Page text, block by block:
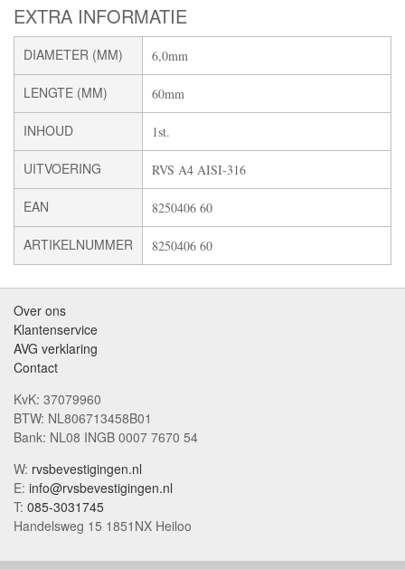
EXTRA INFORMATIE
DIAMETER (MM) 6,0mm
LENGTE (MM) 60mm
INHOUD 1st.
UITVOERING RVS A4 AISI-316
EAN 8250406 60
ARTIKELNUMMER 8250406 60
Over ons
Klantenservice
AVG verklaring
Contact
KvK: 37079960
BTW: NL806713458B01
Bank: NL08 INGB 0007 7670 54
W: rvsbevestigingen.nl
E: info@rvsbevestigingen.nl
T: 085-3031745
Handelsweg 15 1851NX Heiloo